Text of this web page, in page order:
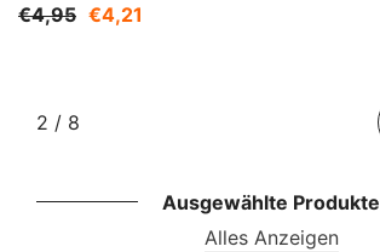
€4,95 €4,21
2 / von
8
Ausgewählte Produkte
Alles Anzeigen